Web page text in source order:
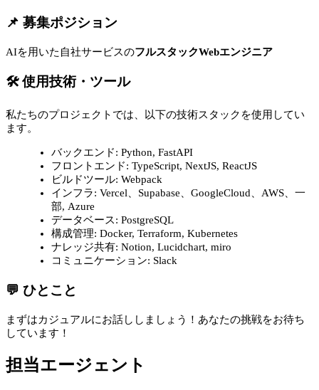
📌 募集ポジション
AIを用いた自社サービスのフルスタックWebエンジニア
🛠 使用技術・ツール
私たちのプロジェクトでは、以下の技術スタックを使用してい
ます。
バックエンド: Python, FastAPI
フロントエンド: TypeScript, NextJS, ReactJS
ビルドツール: Webpack
インフラ: Vercel、Supabase、GoogleCloud、AWS、一
部, Azure
データベース: PostgreSQL
構成管理: Docker, Terraform, Kubernetes
ナレッジ共有: Notion, Lucidchart, miro
コミュニケーション: Slack
💬 ひとこと
まずはカジュアルにお話ししましょう！あなたの挑戦をお待ち
しています！
担当エージェント